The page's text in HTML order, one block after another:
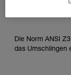
Hinweise zu
Die Norm ANSI
das Umschlingen